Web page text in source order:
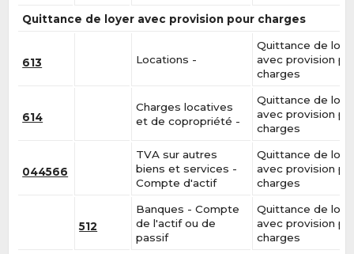
Quittance de loyer avec provision pour charges
613 Locations -
Quittance de
avec provision
charges
614
Charges locatives
et de copropriété -
Quittance de
avec provision
charges
044566
TVA sur autres
biens et services -
Compte d'actif
Quittance de
avec provision
charges
512
Banques - Compte
de l'actif ou de
passif
Quittance de
avec provision
charges